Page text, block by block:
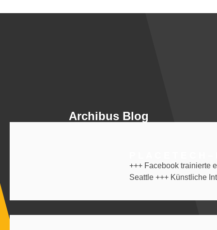
Archibus Blog
+++ Facebook trainierte
Seattle +++ Künstliche